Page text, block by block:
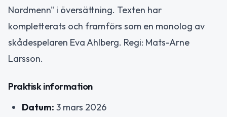
Nordmenn" i översättning. Texten har
kompletterats och framförs som en monolog av
skådespelaren Eva Ahlberg. Regi: Mats-Arne
Larsson.
Praktisk information
Datum: 3 mars 2026